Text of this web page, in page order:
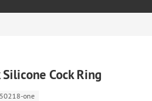
Cock Ring
50218-one